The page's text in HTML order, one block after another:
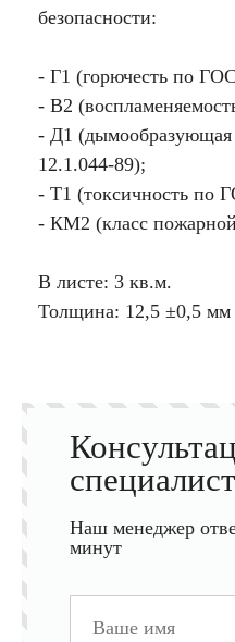
безопасности:
- Г1 (горючесть по
- В2
- Д1
12.1.044-89);
- Т1 (токсичность по
- КМ2 (класс
В листе: 3 кв.м.
Толщина: 12,5 ±0,5 мм
Наш менеджер
минут